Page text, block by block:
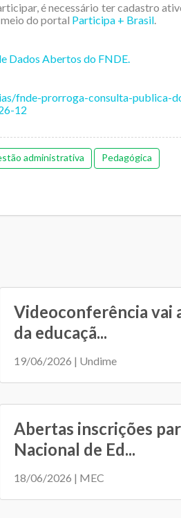
é necessário ter cadastro
do portal Participa + Brasil.
Dados Abertos do FNDE.
fnde-prorroga-consulta-publica-
12
administrativa Pedagógica
Videoconferência vai
da educaçã...
19/06/2026 | Undime
Abertas inscrições
Nacional de Ed...
18/06/2026 | MEC